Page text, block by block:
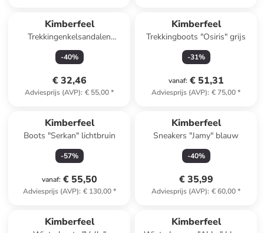
Kimberfeel
Trekkingenkelsandalen
"Stoos" beige
-40%
€ 32,46
Adviesprijs (AVP): € 55,00*
Kimberfeel
Trekkingboots "Osiris" grijs
-31%
vanaf: € 51,31
Adviesprijs (AVP): € 75,00*
Kimberfeel
Boots "Serkan" lichtbruin
-57%
vanaf: € 55,50
Adviesprijs (AVP): € 130,00*
Kimberfeel
Sneakers "Jamy" blauw
-40%
€ 35,99
Adviesprijs (AVP): € 60,00*
Kimberfeel Kimberfeel